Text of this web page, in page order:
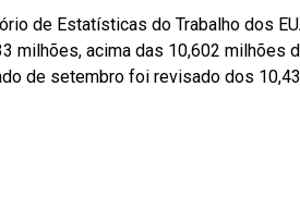
de Estatísticas do Trabalho dos
milhões, acima das 10,602 milhões
de setembro foi revisado dos